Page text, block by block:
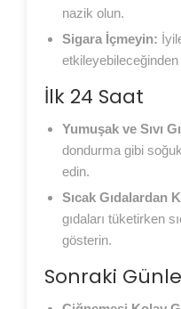
nazik olun.
Sigara İçmeyin:
etkileyebileceğinden
İlk 24 Saat
Yumuşak ve Sıvı
dondurma gibi
edin.
Sıcak Gıdalardan
gıdaları tüketirken
gösterin.
Sonraki